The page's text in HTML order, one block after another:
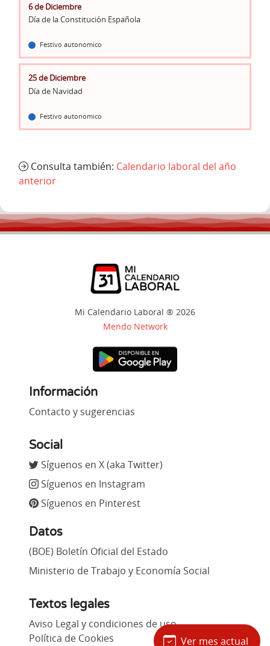
6 de Diciembre
Día de la Constitución Española
Festivo autonomico
25 de Diciembre
Día de Navidad
Festivo autonomico
Consulta también: Calendario laboral del año
anterior
Ver mes actual
Mi Calendario Laboral ® 2026
Mendo Network
Información
Contacto y sugerencias
Social
Síguenos en X (aka Twitter)
Síguenos en Instagram
Síguenos en Pinterest
Datos
(BOE) Boletín Oficial del Estado
Ministerio de Trabajo y Economía Social
Textos legales
Aviso Legal y condiciones de uso
Política de Cookies